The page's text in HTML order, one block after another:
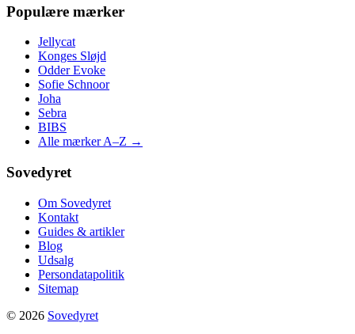
Populære mærker
Jellycat
Konges Sløjd
Odder Evoke
Sofie Schnoor
Joha
Sebra
BIBS
Alle mærker A–Z →
Sovedyret
Om Sovedyret
Kontakt
Guides & artikler
Blog
Udsalg
Persondatapolitik
Sitemap
© 2026 Sovedyret